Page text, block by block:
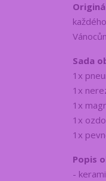
Sada
1x
1x
1x
1x
1x
Popis
-